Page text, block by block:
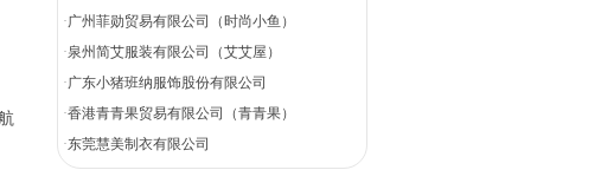
·广州菲勋贸易有限公司（时尚小鱼）
·泉州简艾服装有限公司（艾艾屋）
·广东小猪班纳服饰股份有限公司
·香港青青果贸易有限公司（青青果）
·东莞慧美制衣有限公司